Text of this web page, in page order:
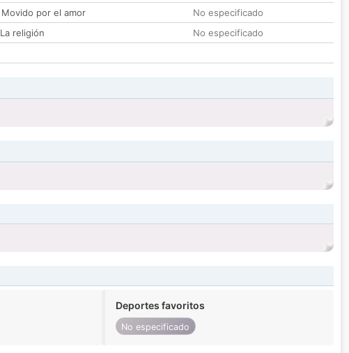
Movido por el amor
No especificado
La religión
No especificado
Deportes favoritos
No especificado